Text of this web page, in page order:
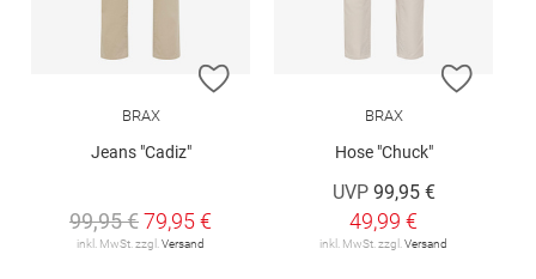
ZUR WUNSCHLISTE HINZUFÜGEN
BRAX
Jeans "Cadiz"
99,95 €79,95 €
inkl. MwSt. zzgl. Versand
ZUR
BRAX
Hose "Chuck"
UVP 99,95 €
49,99 €
inkl. MwSt. zzgl. Versand